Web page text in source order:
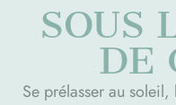
SOUS
DE
Se prélasser au